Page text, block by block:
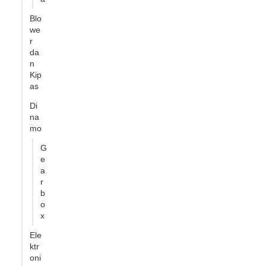
Blo
we
r
da
n
Kip
as
Di
na
mo
G
e
a
r
b
o
x
Ele
ktr
oni